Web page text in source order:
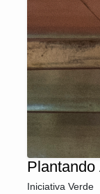
Plantando
Iniciativa Verde